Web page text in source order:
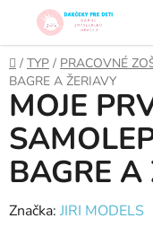
obsah
Domov
/ TYP / PRACOVNÉ
BAGRE A ŽERIAVY
MOJE
BAGRE
Značka: JIRI MODELS